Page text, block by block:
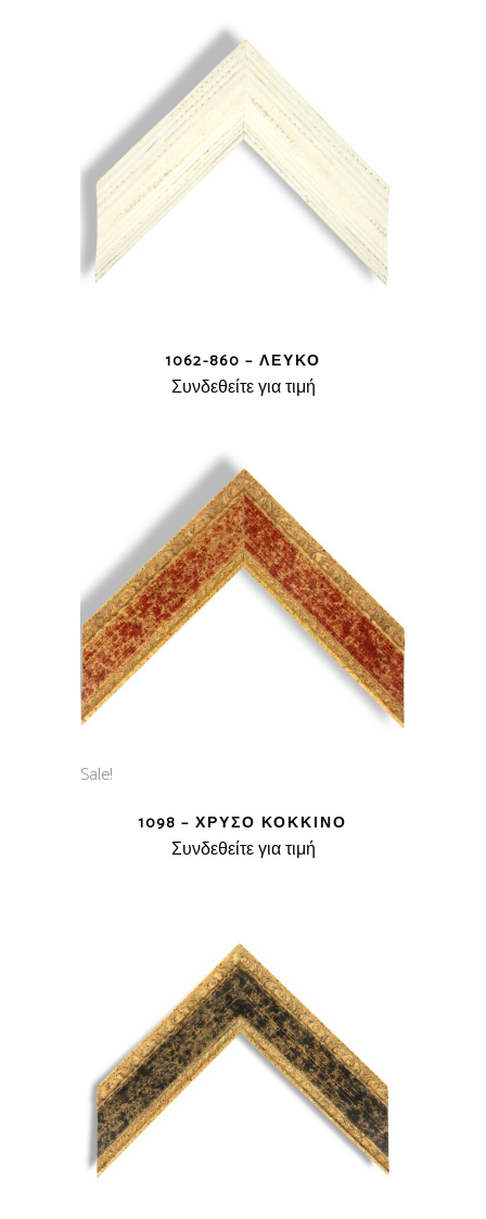
1062-860 – ΛΕΥΚΌ
Συνδεθείτε για τιμή
Sale!
1098 – ΧΡΥΣΌ ΚΌΚΚΙΝΟ
Συνδεθείτε για τιμή